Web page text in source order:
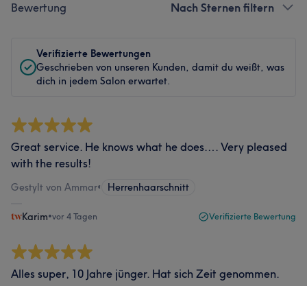
Bewertung Nach Sternen filtern
Verifizierte Bewertungen
Geschrieben von unseren Kunden, damit du weißt, was
dich in jedem Salon erwartet.
Great service. He knows what he does…. Very pleased
with the results!
Gestylt von Ammar• Herrenhaarschnitt
Karim•vor 4 Tagen Verifizierte Bewertung
Alles super, 10 Jahre jünger. Hat sich Zeit genommen.